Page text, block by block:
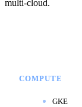
multi-cloud.
COMPUTE
GKE